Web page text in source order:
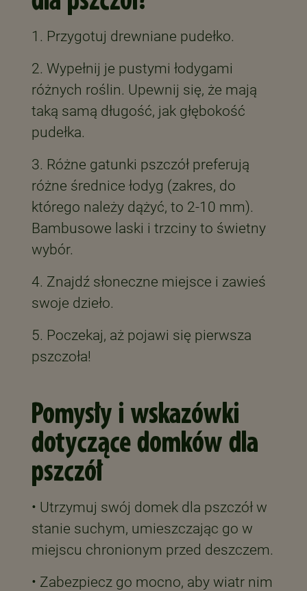
1. Przygotuj drewniane pudełko.
2. Wypełnij je pustymi łodygami
różnych roślin. Upewnij się, że mają
taką samą długość, jak głębokość
pudełka.
3. Różne gatunki pszczół preferują
różne średnice łodyg (zakres, do
którego należy dążyć, to 2-10 mm).
Bambusowe laski i trzciny to świetny
wybór.
4. Znajdź słoneczne miejsce i zawieś
swoje dzieło.
5. Poczekaj, aż pojawi się pierwsza
pszczoła!
Pomysły i wskazówki
dotyczące domków dla
pszczół
• Utrzymuj swój domek dla pszczół w
stanie suchym, umieszczając go w
miejscu chronionym przed deszczem.
• Zabezpiecz go mocno, aby wiatr nim